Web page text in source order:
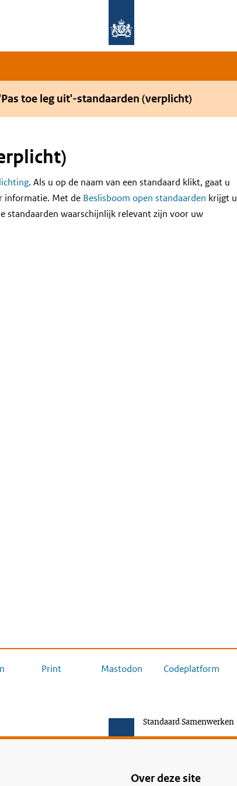
toe leg uit'-standaarden (verplicht)
. Als u op de naam van een standaard klikt, gaat u
informatie. Met de Beslisboom open standaarden krijgt u
standaarden waarschijnlijk relevant zijn voor uw
Print Mastodon Codeplatform
Standaard Samenwerken
Over deze site